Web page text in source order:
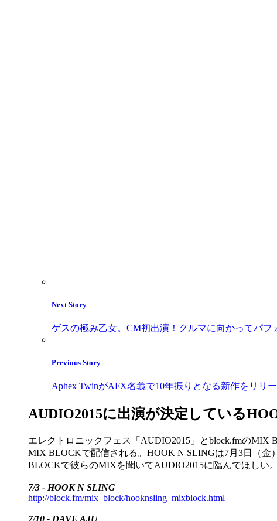
Next Story
ゲスの極み乙女。CM初出演！クルマに向かってパフ
Previous Story
Aphex TwinがAFX名義で10年振りとなる新作をリリ
AUDIO2015に出演が決定している
エレクトロニックフェス「AUDIO2015」とblock.fmの
MIX BLOCKで配信される。HOOK N SLINGは7月3日（金
BLOCKで彼らのMIXを聞いてAUDIO2015に臨んでほしい。
7/3 - HOOK N SLING
http://block.fm/mix_block/hooknsling_mixblock.html